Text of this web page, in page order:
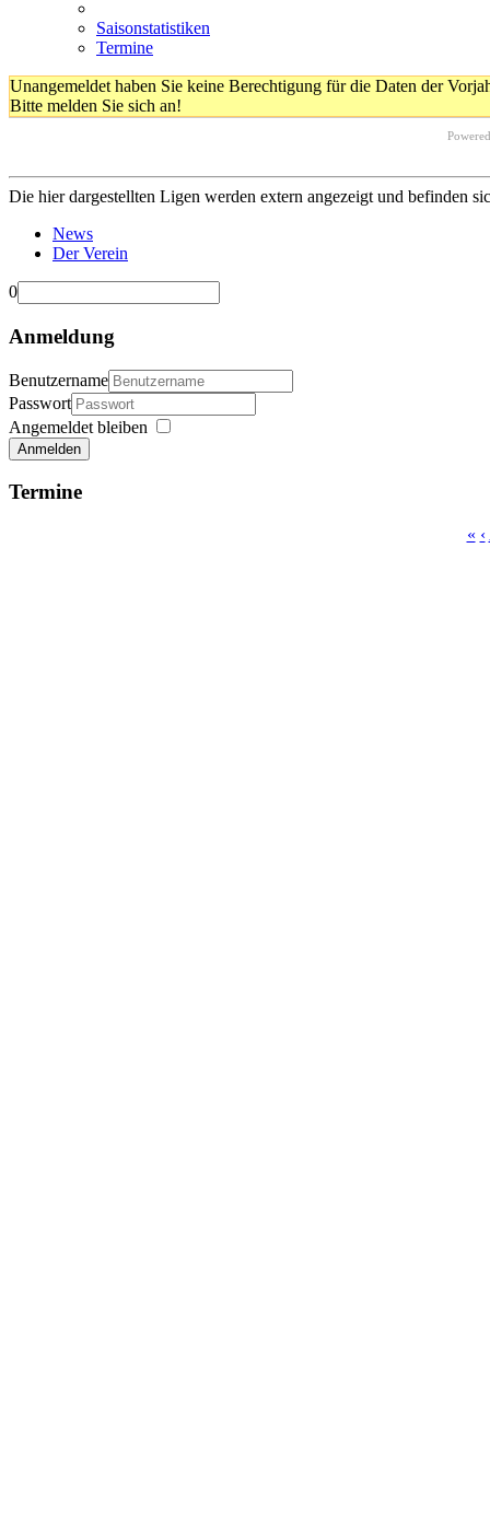
Saisonstatistiken
Termine
Unangemeldet haben Sie keine Berechtigung für die Daten der
Bitte melden Sie sich an!
Die hier dargestellten Ligen werden extern angezeigt und befinden
News
Der Verein
0
Anmeldung
Benutzername
Passwort
Angemeldet bleiben
Anmelden
Termine
« ‹